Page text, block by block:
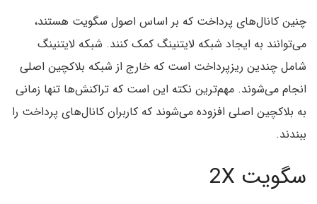
چنین کانال‌های پرداخت که بر اساس اصول سگویت هستند،
می‌توانند به ایجاد شبکه لایتنینگ کمک کنند. شبکه لایتنینگ
شامل چندین ریزپرداخت است که خارج از شبکه بلاکچین اصلی
انجام می‌شوند. مهم‌ترین نکته این است که تراکنش‌ها تنها زمانی
به بلاکچین اصلی افزوده می‌شوند که کاربران کانال‌های پرداخت را
ببندند.
سگویت 2X